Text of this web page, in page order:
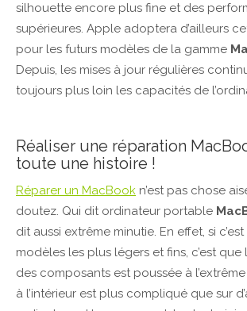
silhouette encore plus fine et des
supérieures. Apple adoptera d’ailleurs
pour les futurs modèles de la gamme
Depuis, les mises à jour régulières
toujours plus loin les capacités de
Réaliser une réparation
toute une histoire !
Réparer un MacBook n’est pas chose
doutez. Qui dit ordinateur portable
dit aussi extrême minutie. En effet, si c’est
modèles les plus légers et fins, c’est que
des composants est poussée à
à l’intérieur est plus compliqué que sur